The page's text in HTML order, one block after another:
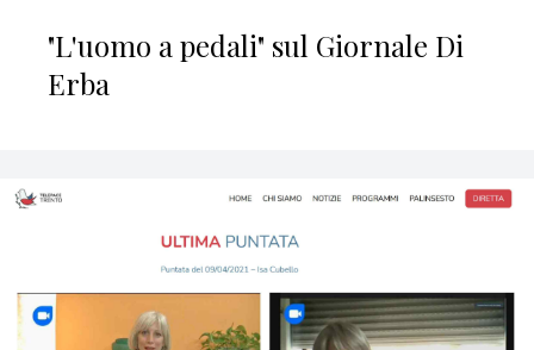
"L'uomo a pedali" sul Giornale Di
Erba